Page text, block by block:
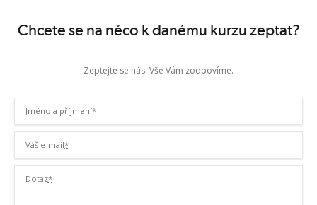
Chcete se na něco k danému kurzu zeptat?
Zeptejte se nás. Vše Vám zodpovíme.
Jméno a příjmení*
Váš e-mail*
Dotaz*